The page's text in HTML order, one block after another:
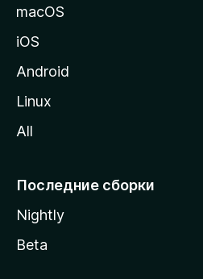
у
M
i
l
macOS
iOS
Android
Linux
All
Последние сборки
Nightly
Beta